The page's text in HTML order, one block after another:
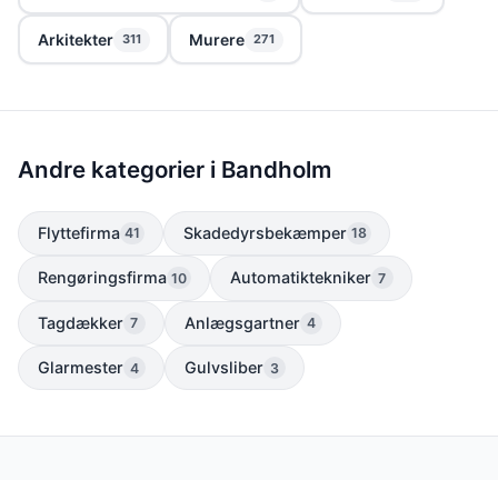
Arkitekter 311 Murere 271
Andre kategorier i Bandholm
Flyttefirma 41 Skadedyrsbekæmper 18
Rengøringsfirma 10 Automatiktekniker 7
Tagdækker 7 Anlægsgartner 4
Glarmester 4 Gulvsliber 3